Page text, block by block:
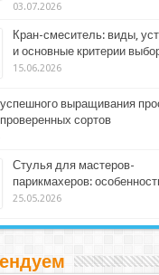
03.07.2026
Кран-смеситель: виды,
и основные критерии
15.06.2026
выращивания
сортов
Стулья для мастеров-
парикмахеров:
25.05.2026